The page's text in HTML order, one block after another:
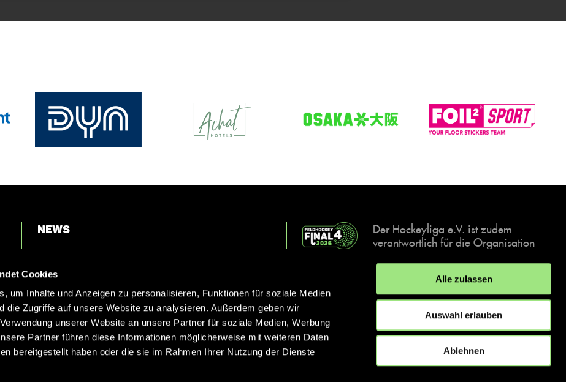
Cookies
um Inhalte und Anzeigen zu personalisieren, Funktionen für soziale Medien
die Zugriffe auf unsere Website zu analysieren. Außerdem geben wir
unserer Website an unsere Partner für soziale Medien, Werbung
Partner führen diese Informationen möglicherweise mit weiteren Daten
bereitgestellt haben oder die sie im Rahmen Ihrer Nutzung der Dienste
Alle zulassen
Auswahl erlauben
Ablehnen
News
Kontakt
Der Hockeyliga e.V. ist zudem
verantwortlich für die Organisation
Events, der deutschen Hockey-
Meisterschaften.
IMPRESSUM DATENSCHUTZERKLÄRUNG
© 2026 hockey.de